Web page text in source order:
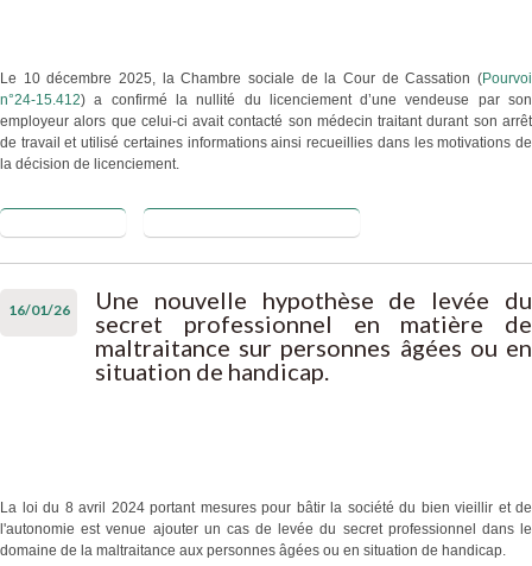
Le 10 décembre 2025, la Chambre sociale de la Cour de Cassation (Pourvoi
n°24-15.412) a confirmé la nullité du licenciement d’une vendeuse par son
employeur alors que celui-ci avait contacté son médecin traitant durant son arrêt
de travail et utilisé certaines informations ainsi recueillies dans les motivations de
la décision de licenciement.
médecin
traitant d’un
salarié : un
exemple de
16/01/26
Une nouvelle hypothèse de levée du
secret professionnel en matière de
maltraitance sur personnes âgées ou en
situation de handicap.
La loi du 8 avril 2024 portant mesures pour bâtir la société du bien vieillir et de
l'autonomie est venue ajouter un cas de levée du secret professionnel dans le
domaine de la maltraitance aux personnes âgées ou en situation de handicap.